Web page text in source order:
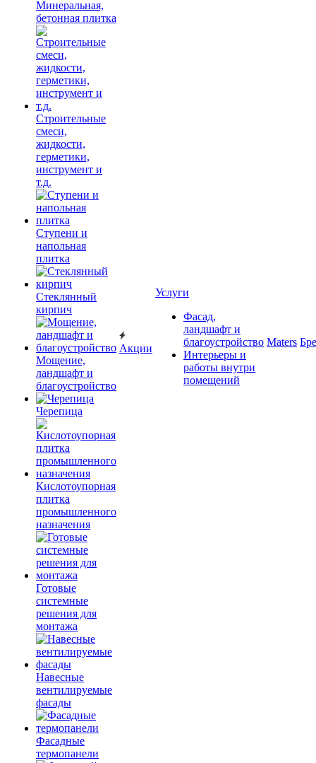
Минеральная,
бетонная плитка
Строительные
смеси,
жидкости,
герметики,
инструмент и
т.д.
Ступени и
напольная
плитка
Cтеклянный
кирпич
Мощение,
ландшафт и
благоустройство
Черепица
Кислотоупорная
плитка
промышленного
назначения
Готовые
системные
решения для
монтажа
Навесные
вентилируемые
фасады
Фасадные
термопанели
Акции
Услуги
Фасад,
ландшафт и
благоустройство
Интерьеры и
работы внутри
помещений
Maters